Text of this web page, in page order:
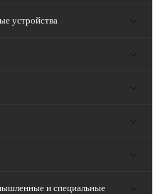
устройства
и специальные